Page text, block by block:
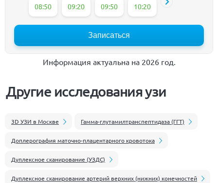
08:50 09:20 09:50 10:20 10:50
Записаться
Информация актуальна на 2026 год.
Другие исследования узи
3D УЗИ в Москве Гамма-глутамилтранспептидаза (ГГТ)
Доплерография маточно-плацентарного кровотока
Дуплексное сканирование (УЗДС)
Дуплексное сканирование артерий верхних (нижних) конечностей